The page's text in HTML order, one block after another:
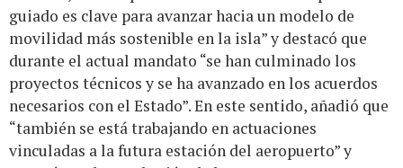
guiado es clave para avanzar hacia un modelo de
movilidad más sostenible en la isla” y destacó que
durante el actual mandato “se han culminado los
proyectos técnicos y se ha avanzado en los acuerdos
necesarios con el Estado”. En este sentido, añadió que
“también se está trabajando en actuaciones
vinculadas a la futura estación del aeropuerto” y